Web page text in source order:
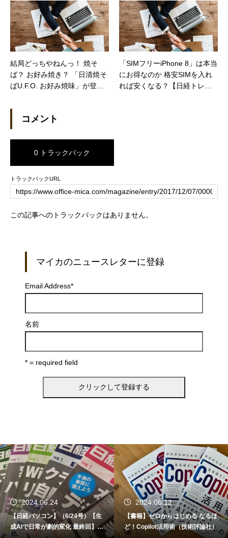
結局どっちやねんっ！ 焼そ
ば？ お好み焼き？ 「日清焼そ
ばU.F.O. お好み焼味」が登場
「SIMフリーiPhone 8」は本当
にお得なのか 格安SIMを入れ
れば安くなる？【日経トレン
コメント
0 トラックバック
トラックバックURL
この記事へのトラックバックはありません。
マイカのニュースレターに登録
Email Address*
名前
* = required field
2024.06.24
【日経パソコン】（6/24号）【生
成AIで日常が劇的変化 最終回】 A
2024.06.12
【書籍】ゼロからはじめる なるほ
ど！Copilot活用術（技術評論社）